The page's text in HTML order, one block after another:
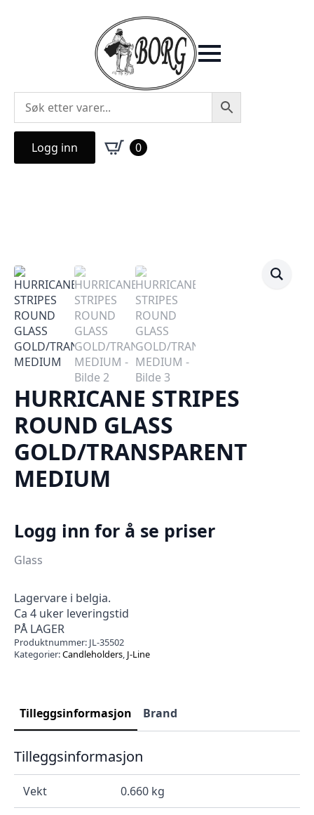
Logg inn 0
HURRICANE STRIPES
ROUND GLASS
GOLD/TRANSPARENT
MEDIUM
Logg inn for å se priser
Glass
Lagervare i belgia.
Ca 4 uker leveringstid
PÅ LAGER
Produktnummer: JL-35502
Kategorier:Candleholders, J-Line
Tilleggsinformasjon Brand
Tilleggsinformasjon
Vekt 0.660 kg